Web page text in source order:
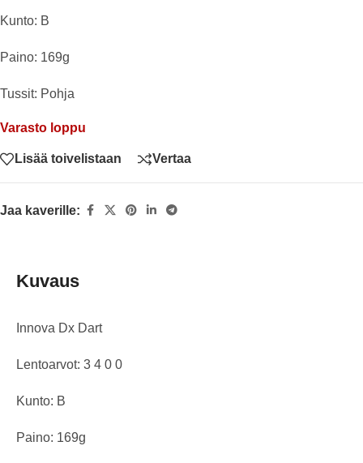
Kunto: B
Paino: 169g
Tussit: Pohja
Varasto loppu
Lisää toivelistaan Vertaa
Jaa kaverille:
Kuvaus
Innova Dx Dart
Lentoarvot: 3 4 0 0
Kunto: B
Paino: 169g